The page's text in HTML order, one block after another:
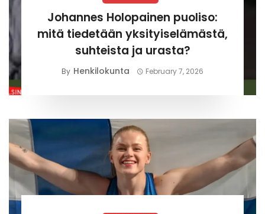
Johannes Holopainen puoliso:
mitä tiedetään yksityiselämästä,
suhteista ja urasta?
By Henkilokunta February 7, 2026